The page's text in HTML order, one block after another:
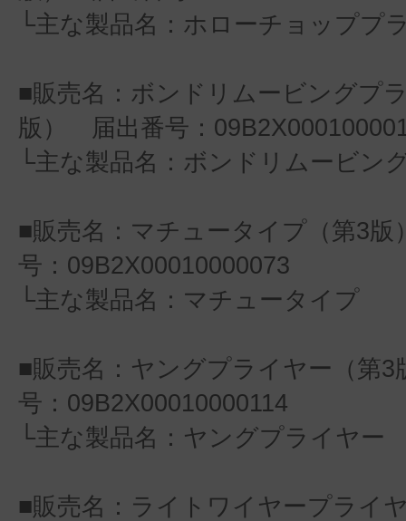
└主な製品名：ホローチョッププ
■販売名：ボンドリムービングプ
版） 届出番号：
└主な製品名：ボンドリムービン
■販売名：マチュータイプ（第3
号：09B2X00010000073
└主な製品名：マチュータイプ
■販売名：ヤングプライヤー（第
号：09B2X00010000114
└主な製品名：ヤングプライヤー
■販売名：ライトワイヤープライ